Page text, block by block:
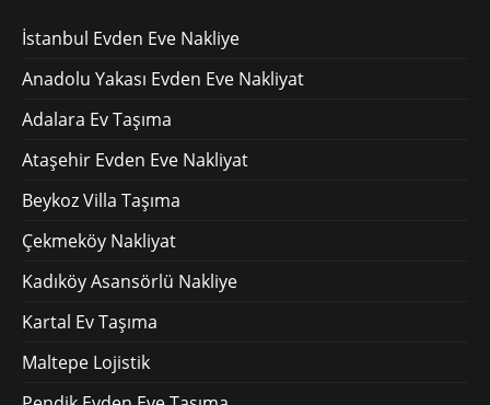
İstanbul Evden Eve Nakliye
Anadolu Yakası Evden Eve Nakliyat
Adalara Ev Taşıma
Ataşehir Evden Eve Nakliyat
Beykoz Villa Taşıma
Çekmeköy Nakliyat
Kadıköy Asansörlü Nakliye
Kartal Ev Taşıma
Maltepe Lojistik